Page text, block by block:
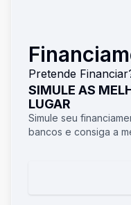
Pretende
SIMULE AS
LUGAR
Simule seu
bancos e consiga a